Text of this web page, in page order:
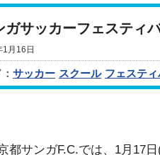
ガサッカーフェスティ
月16日
サッカー スクール フェステ
都サンガF.C.では、1月17